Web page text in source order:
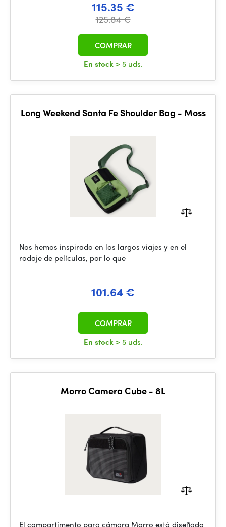
115.35 €
125.84 €
En stock > 5 uds.
COMPRAR
Long Weekend Santa Fe Shoulder Bag - Moss
Nos hemos inspirado en los largos viajes y en el
rodaje de películas, por lo que
101.64 €
En stock > 5 uds.
COMPRAR
Morro Camera Cube - 8L
El compartimento para cámara Morro está diseñado